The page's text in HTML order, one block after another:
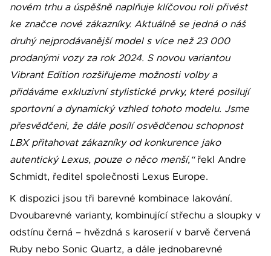
novém trhu a úspěšně naplňuje klíčovou roli přivést
ke značce nové zákazníky. Aktuálně se jedná o náš
druhý nejprodávanější model s více než 23 000
prodanými vozy za rok 2024. S novou variantou
Vibrant Edition rozšiřujeme možnosti volby a
přidáváme exkluzivní stylistické prvky, které posilují
sportovní a dynamický vzhled tohoto modelu. Jsme
přesvědčeni, že dále posílí osvědčenou schopnost
LBX přitahovat zákazníky od konkurence jako
autentický Lexus, pouze o něco menší,“ řekl Andre
Schmidt, ředitel společnosti Lexus Europe.
K dispozici jsou tři barevné kombinace lakování.
Dvoubarevné varianty, kombinující střechu a sloupky v
odstínu černá – hvězdná s karoserií v barvě červená
Ruby nebo Sonic Quartz, a dále jednobarevné